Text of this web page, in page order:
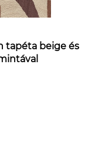
tapéta beige és